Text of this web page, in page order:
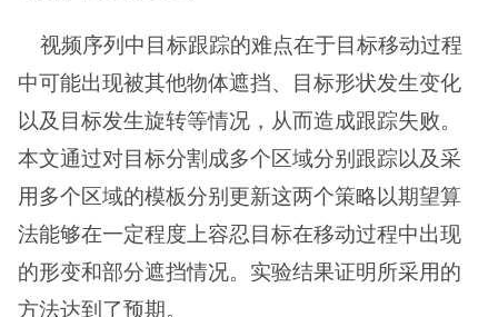
视频序列中目标跟踪的难点在于目标移动过程
中可能出现被其他物体遮挡、目标形状发生变化
以及目标发生旋转等情况，从而造成跟踪失败。
本文通过对目标分割成多个区域分别跟踪以及采
用多个区域的模板分别更新这两个策略以期望算
法能够在一定程度上容忍目标在移动过程中出现
的形变和部分遮挡情况。实验结果证明所采用的
方法达到了预期。